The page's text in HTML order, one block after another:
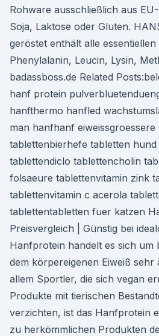
Rohware ausschließlich aus
Soja, Laktose oder Gluten.
geröstet enthält alle
Phenylalanin, Leucin, Lysin,
badassboss.de Related
hanf protein
hanfthermo hanfled
man hanfhanf
tablettenbierhefe tabletten
tablettendiclo tablettencholin
folsaeure tablettenvitamin zink
tablettenvitamin c acerola
tablettentabletten fuer katzen
Preisvergleich | Günstig bei
Hanfprotein handelt es sich um
dem körpereigenen Eiweiß
allem Sportler, die sich vegan
Produkte mit tierischen
verzichten, ist das Hanfprotein
zu herkömmlichen Produkten